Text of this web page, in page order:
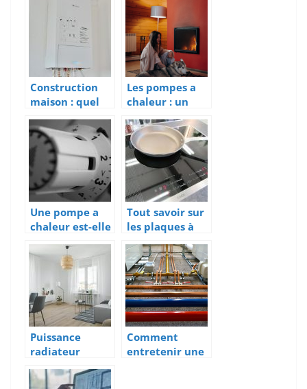
climatisations
industrielles
Construction
maison : quel
type de
chauffe-eau
economique
installer ?
Les pompes a
chaleur : un
chauffage
naturel pour
les foyers
Une pompe a
chaleur est-elle
rentable ?
Tout savoir sur
les plaques à
induction
Puissance
radiateur
adapté pour
ma maison.
Comment
entretenir une